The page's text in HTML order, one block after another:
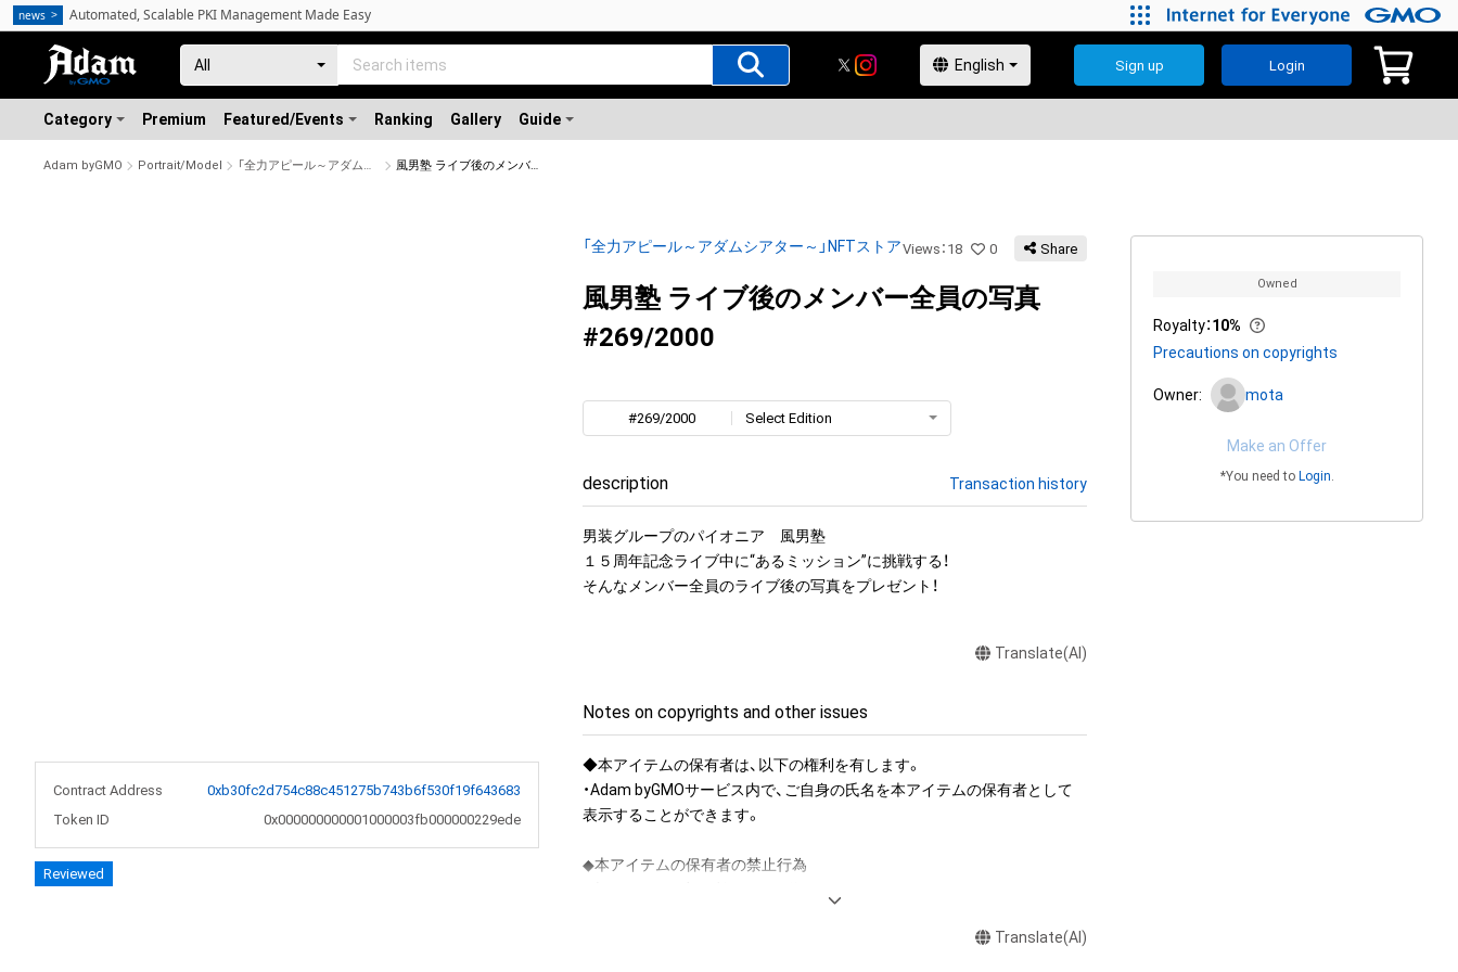
Sign up Login
Category Premium Featured/Events Ranking Gallery Guide
Adam byGMO Portrait/Model 「全力アピール～アダムシアター～」NFTストア 風男塾 ライブ後のメンバー全員の写真
Contract Address
0xb30fc2d754c88c451275b743b6f530f19f643683
Token ID
0x000000000001000003fb000000229ede
Reviewed
「全力アピール～アダムシアター～」NFTストアViews ： 18 0 Share
風男塾 ライブ後のメンバー全員の写真
#269/2000
#269/2000 Select Edition
description Transaction history
男装グループのパイオニア　風男塾
１５周年記念ライブ中に“あるミッション”に挑戦する！
そんなメンバー全員のライブ後の写真をプレゼント！
Translate(AI)
Notes on copyrights and other issues
◆本アイテムの保有者は、以下の権利を有します。
・Adam byGMOサービス内で、ご自身の氏名を本アイテムの保有者として
表示することができます。
◆本アイテムの保有者の禁止行為
Translate(AI)
Owned
Royalty：10%
Precautions on copyrights
Owner: mota
Make an Offer
*You need to Login.
news Automated, Scalable PKI Management Made Easy